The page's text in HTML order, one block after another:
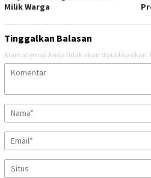
Milik Warga
Tinggalkan Balasan
Alamat email Anda tidak akan dipublikasikan.